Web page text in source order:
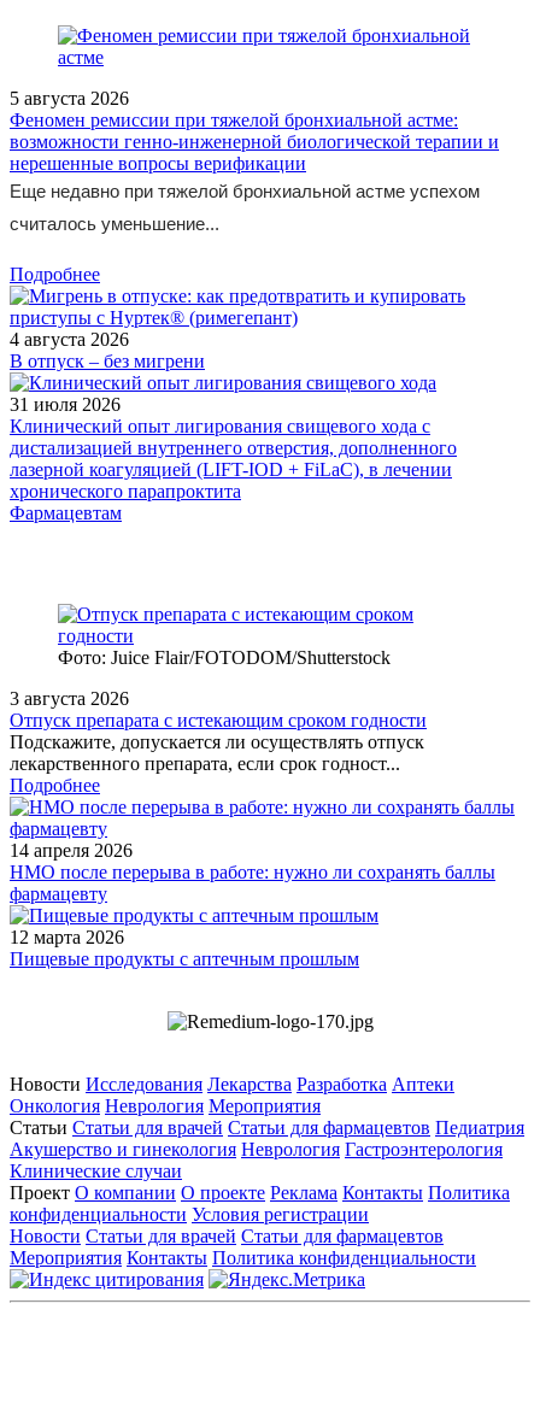
5 августа 2026
Феномен ремиссии при тяжелой бронхиальной астме:
возможности генно-инженерной биологической терапии и
нерешенные вопросы верификации
Еще недавно при тяжелой бронхиальной астме успехом
считалось уменьшение...
Подробнее
4 августа 2026
В отпуск – без мигрени
31 июля 2026
Клинический опыт лигирования свищевого хода с
дистализацией внутреннего отверстия, дополненного
лазерной коагуляцией (LIFT-IOD + FiLaC), в лечении
хронического парапроктита
Фармацевтам
Фото: Juice Flair/FOTODOM/Shutterstoсk
3 августа 2026
Отпуск препарата с истекающим сроком годности
Подскажите, допускается ли осуществлять отпуск
лекарственного препарата, если срок годност...
Подробнее
14 апреля 2026
НМО после перерыва в работе: нужно ли сохранять баллы
фармацевту
12 марта 2026
Пищевые продукты с аптечным прошлым
Новости Исследования Лекарства Разработка Аптеки
Онкология Неврология Мероприятия
Статьи Статьи для врачей Статьи для фармацевтов Педиатрия
Акушерство и гинекология Неврология Гастроэнтерология
Клинические случаи
Проект О компании О проекте Реклама Контакты Политика
конфиденциальности Условия регистрации
Новости Статьи для врачей Статьи для фармацевтов
Мероприятия Контакты Политика конфиденциальности